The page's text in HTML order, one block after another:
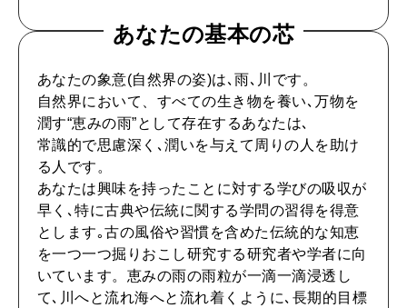
2026年9月号「北海道 おいしく遊ぶ、夏のご褒美旅。」
2026年8月号『お茶の時間です。』
2026年7月号「鎌倉 ローカルが 教えてくれた 本当の歩き方。」
2026年6月号「大銀座 トレンドが生まれる 新しい一流店へ。」
2026年5月号「“大好き”に出会いに。韓国」
2026年4月号「未来をつくる、学びの教科書。」
2026年3月号「スイーツ予想図 2026」
MAGAZINE MOOK
FOLLOW US!
あなたの基本の芯
あなたの象意(自然界の姿)は､雨､川です。
自然界において、すべての生き物を養い､万物を
潤す“恵みの雨”として存在するあなたは､
常識的で思慮深く､潤いを与えて周りの人を助け
る人です。
あなたは興味を持ったことに対する学びの吸収が
早く､特に古典や伝統に関する学問の習得を得意
とします｡古の風俗や習慣を含めた伝統的な知恵
を一つ一つ掘りおこし研究する研究者や学者に向
いています。恵みの雨の雨粒が一滴一滴浸透し
て､川へと流れ海へと流れ着くように､長期的目標